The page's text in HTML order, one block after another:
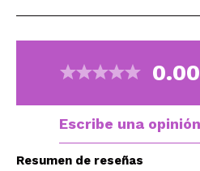
0.00
Escribe una opinión
Resumen de reseñas